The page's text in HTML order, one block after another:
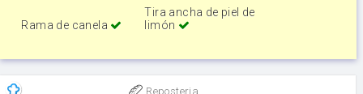
Rama de canela
Tira ancha de piel de
limón
Reposteria